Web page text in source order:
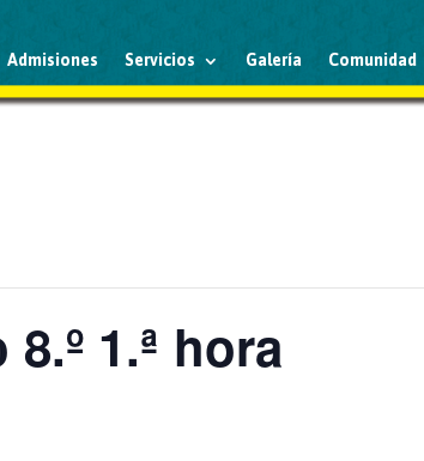
Admisiones Servicios Galería Comunidad
1.ª hora